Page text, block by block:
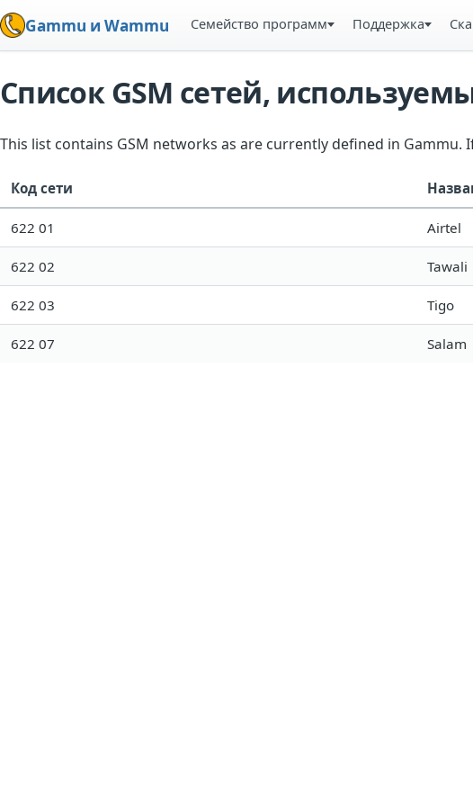
Gammu и Wammu Семейство программ Поддержка
Список GSM сетей,
This list contains GSM networks as are currently defined in Gammu.
Код сети
622 01 Airtel
622 02 Tawali
622 03 Tigo
622 07 Salam